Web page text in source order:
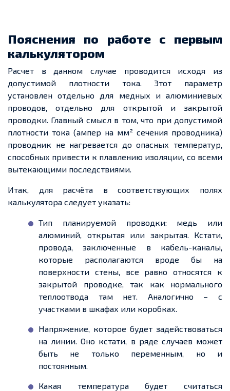
Пояснения по работе с первым
калькулятором
Расчет в данном случае проводится исходя из
допустимой плотности тока. Этот параметр
установлен отдельно для медных и алюминиевых
проводов, отдельно для открытой и закрытой
проводки. Главный смысл в том, что при допустимой
плотности тока (ампер на мм² сечения проводника)
проводник не нагревается до опасных температур,
способных привести к плавлению изоляции, со всеми
вытекающими последствиями.
Итак, для расчёта в соответствующих полях
калькулятора следует указать:
Тип планируемой проводки: медь или
алюминий, открытая или закрытая. Кстати,
провода, заключенные в кабель-каналы,
которые располагаются вроде бы на
поверхности стены, все равно относятся к
закрытой проводке, так как нормального
теплоотвода там нет. Аналогично – с
участками в шкафах или коробках.
Напряжение, которое будет задействоваться
на линии. Оно кстати, в ряде случаев может
быть не только переменным, но и
постоянным.
Какая температура будет считаться